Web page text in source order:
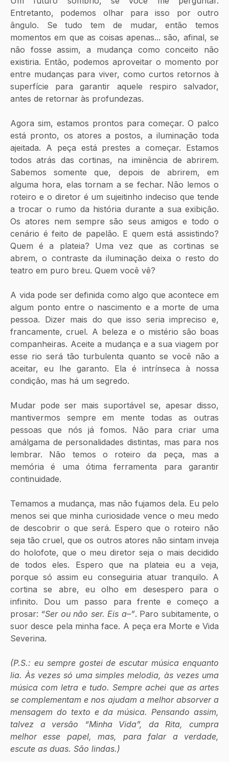
Entretanto, podemos olhar para isso por outro
ângulo. Se tudo tem de mudar, então temos
momentos em que as coisas apenas... são, afinal, se
não fosse assim, a mudança como conceito não
existiria. Então, podemos aproveitar o momento por
entre mudanças para viver, como curtos retornos à
superfície para garantir aquele respiro salvador,
antes de retornar às profundezas.
Agora sim, estamos prontos para começar. O palco
está pronto, os atores a postos, a iluminação toda
ajeitada. A peça está prestes a começar. Estamos
todos atrás das cortinas, na iminência de abrirem.
Sabemos somente que, depois de abrirem, em
alguma hora, elas tornam a se fechar. Não lemos o
roteiro e o diretor é um sujeitinho indeciso que tende
a trocar o rumo da história durante a sua exibição.
Os atores nem sempre são seus amigos e todo o
cenário é feito de papelão. E quem está assistindo?
Quem é a plateia? Uma vez que as cortinas se
abrem, o contraste da iluminação deixa o resto do
teatro em puro breu. Quem você vê?
A vida pode ser definida como algo que acontece em
algum ponto entre o nascimento e a morte de uma
pessoa. Dizer mais do que isso seria impreciso e,
francamente, cruel. A beleza e o mistério são boas
companheiras. Aceite a mudança e a sua viagem por
esse rio será tão turbulenta quanto se você não a
aceitar, eu lhe garanto. Ela é intrínseca à nossa
condição, mas há um segredo.
Mudar pode ser mais suportável se, apesar disso,
mantivermos sempre em mente todas as outras
pessoas que nós já fomos. Não para criar uma
amálgama de personalidades distintas, mas para nos
lembrar. Não temos o roteiro da peça, mas a
memória é uma ótima ferramenta para garantir
continuidade.
Temamos a mudança, mas não fujamos dela. Eu pelo
menos sei que minha curiosidade vence o meu medo
de descobrir o que será. Espero que o roteiro não
seja tão cruel, que os outros atores não sintam inveja
do holofote, que o meu diretor seja o mais decidido
de todos eles. Espero que na plateia eu a veja,
porque só assim eu conseguiria atuar tranquilo. A
cortina se abre, eu olho em desespero para o
infinito. Dou um passo para frente e começo a
prosar: “Ser ou não ser. Eis a–”. Paro subitamente, o
suor desce pela minha face. A peça era Morte e Vida
Severina.
(P.S.: eu sempre gostei de escutar música enquanto
lia. Às vezes só uma simples melodia, às vezes uma
música com letra e tudo. Sempre achei que as artes
se complementam e nos ajudam a melhor absorver a
mensagem do texto e da música. Pensando assim,
talvez a versão “Minha Vida”, da Rita, cumpra
melhor esse papel, mas, para falar a verdade,
escute as duas. São lindas.)